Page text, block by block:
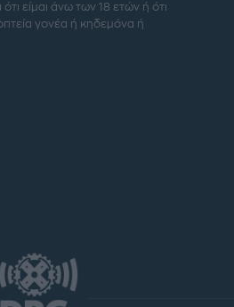
είμαι άνω των 18 ετών ή ότι
γονέα ή κηδεμόνα ή